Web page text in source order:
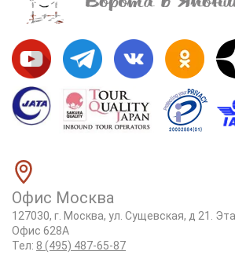
Офис Москва
127030, г. Москва, ул. Сущевская, д 21.
Офис 628А
Тел: 8 (495) 487-65-87